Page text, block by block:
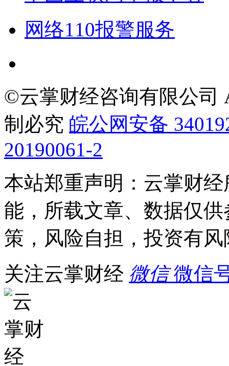
网络110报警服务
©云掌财经咨询有限公司
制必究 皖公网安备
20190061-2
本站郑重声明：云掌财
能，所载文章、数据仅
策，风险自担，投资有
关注云掌财经 微信 微信